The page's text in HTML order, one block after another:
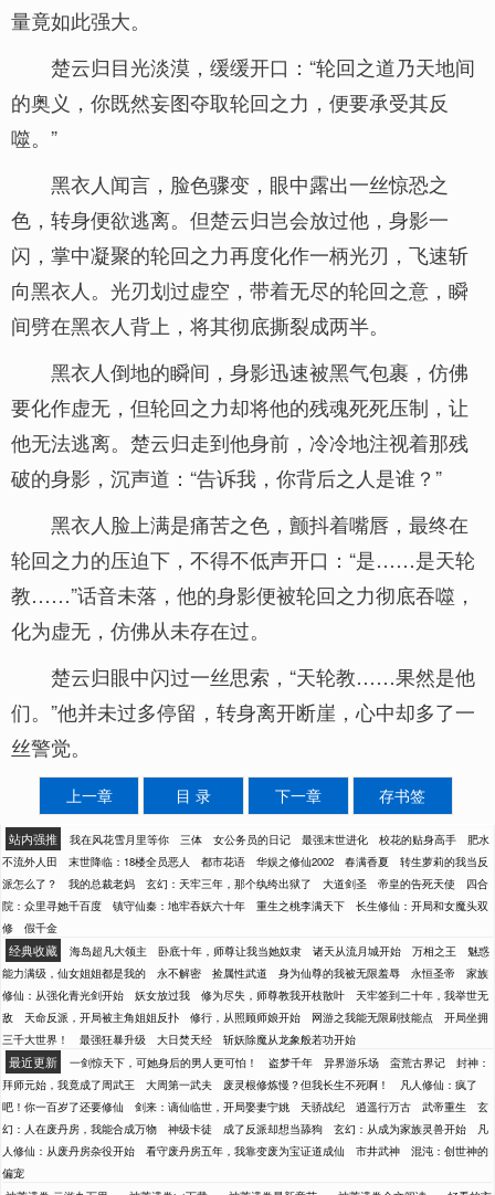
量竟如此强大。
楚云归目光淡漠，缓缓开口：“轮回之道乃天地间
的奥义，你既然妄图夺取轮回之力，便要承受其反
噬。”
黑衣人闻言，脸色骤变，眼中露出一丝惊恐之
色，转身便欲逃离。但楚云归岂会放过他，身影一
闪，掌中凝聚的轮回之力再度化作一柄光刃，飞速斩
向黑衣人。光刃划过虚空，带着无尽的轮回之意，瞬
间劈在黑衣人背上，将其彻底撕裂成两半。
黑衣人倒地的瞬间，身影迅速被黑气包裹，仿佛
要化作虚无，但轮回之力却将他的残魂死死压制，让
他无法逃离。楚云归走到他身前，冷冷地注视着那残
破的身影，沉声道：“告诉我，你背后之人是谁？”
黑衣人脸上满是痛苦之色，颤抖着嘴唇，最终在
轮回之力的压迫下，不得不低声开口：“是……是天轮
教……”话音未落，他的身影便被轮回之力彻底吞噬，
化为虚无，仿佛从未存在过。
楚云归眼中闪过一丝思索，“天轮教……果然是他
们。”他并未过多停留，转身离开断崖，心中却多了一
丝警觉。
上一章 目 录 下一章 存书签
站内强推 我在风花雪月里等你 三体 女公务员的日记 最强末世进化 校花的贴身高手
肥水
不流外人田
末世降临：18楼全员恶人 都市花语 华娱之修仙2002 春满香夏
转生萝莉的我当反
派怎么了？
我的总裁老妈 玄幻：天牢三年，那个纨绔出狱了 大道剑圣 帝皇的告死天使
四合
院：众里寻她千百度
镇守仙秦：地牢吞妖六十年 重生之桃李满天下
长生修仙：开局和女魔头双
修
假千金
经典收藏 海岛超凡大领主 卧底十年，师尊让我当她奴隶 诸天从流月城开始 万相之王
魅惑
能力满级，仙女姐姐都是我的
永不解密 捡属性武道 身为仙尊的我被无限羞辱 永恒圣帝
家族
修仙：从强化青光剑开始
妖女放过我 修为尽失，师尊教我开枝散叶
天牢签到二十年，我举世无
敌
天命反派，开局被主角姐姐反扑 修行，从照顾师娘开始 网游之我能无限刷技能点
开局坐拥
三千大世界！
最强狂暴升级 大日焚天经 斩妖除魔从龙象般若功开始
最近更新 一剑惊天下，可她身后的男人更可怕！ 盗梦千年 异界游乐场 蛮荒古界记
封神：
拜师元始，我竟成了周武王
大周第一武夫 废灵根修炼慢？但我长生不死啊！
凡人修仙：疯了
吧！你一百岁了还要修仙
剑来：谪仙临世，开局娶妻宁姚 天骄战纪 逍遥行万古 武帝重生
玄
幻：人在废丹房，我能合成万物
神级卡徒 成了反派却想当舔狗 玄幻：从成为家族灵兽开始
凡
人修仙：从废丹房杂役开始
看守废丹房五年，我靠变废为宝证道成仙 市井武神
混沌：创世神的
偏宠